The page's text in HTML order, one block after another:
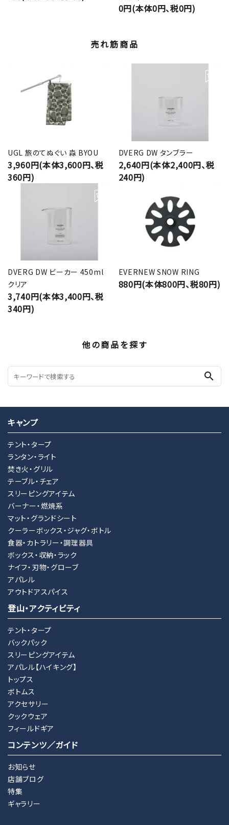
0円(本体0円、税0円)
売れ筋商品
UGL 旅のてぬぐい 淼 BYOU
3,960円(本体3,600円、税
360円)
DVERG DW タンブラー
2,640円(本体2,400円、税
240円)
DVERG DW ビーカー 450ml
クリア
3,740円(本体3,400円、税
340円)
EVERNEW SNOW RING
880円(本体800円、税80円)
他の商品を探す
search
キャンプ
テント・タープ
ランタン・ライト
焚き火・グリル
テーブル・チェア
スリーピングアイテム
バーナー・燃焼系
マット・グランドシート
クーラーボックス・ジャグ・ボトル
食器・カトラリー・調理器具
ボックス・収納・ラック
ナイフ・刃物・グローブ
アパレル
アウトドアスパイス
登山・アクティビティ
テント・タープ
バックパック
スリーピングアイテム
アパレル【ハイキング】
トップス
ボトムス
アクセサリー
クックウェア
フィールドギア
コンテンツ／ガイド
お知らせ
店舗ブログ
特集
ギャラリー